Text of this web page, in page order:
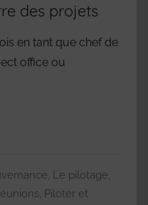
des projets
en tant que chef de
office ou
, Le pilotage,
, Piloter et